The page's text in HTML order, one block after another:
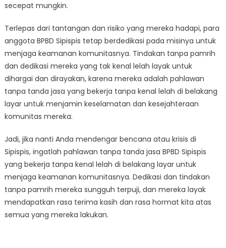
secepat mungkin.
Terlepas dari tantangan dan risiko yang mereka hadapi, para
anggota BPBD Sipispis tetap berdedikasi pada misinya untuk
menjaga keamanan komunitasnya. Tindakan tanpa pamrih
dan dedikasi mereka yang tak kenal lelah layak untuk
dihargai dan dirayakan, karena mereka adalah pahlawan
tanpa tanda jasa yang bekerja tanpa kenal lelah di belakang
layar untuk menjamin keselamatan dan kesejahteraan
komunitas mereka.
Jadi, jika nanti Anda mendengar bencana atau krisis di
Sipispis, ingatlah pahlawan tanpa tanda jasa BPBD Sipispis
yang bekerja tanpa kenal lelah di belakang layar untuk
menjaga keamanan komunitasnya. Dedikasi dan tindakan
tanpa pamrih mereka sungguh terpuji, dan mereka layak
mendapatkan rasa terima kasih dan rasa hormat kita atas
semua yang mereka lakukan.